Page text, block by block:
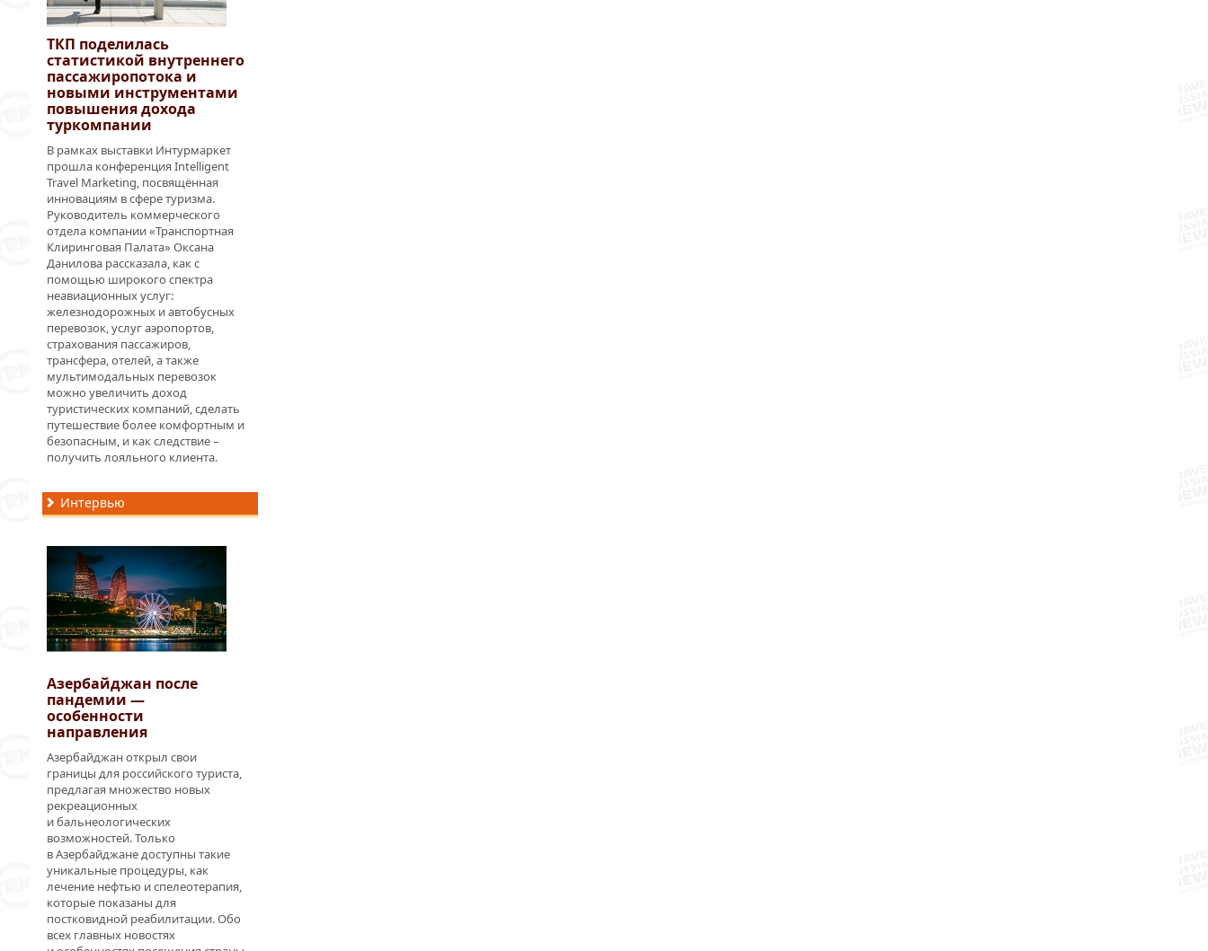
ТКП поделилась
статистикой внутреннего
пассажиропотока и
новыми инструментами
повышения дохода
туркомпании
В рамках выставки Интурмаркет
прошла конференция Intelligent
Travel Marketing, посвящённая
инновациям в сфере туризма.
Руководитель коммерческого
отдела компании «Транспортная
Клиринговая Палата» Оксана
Данилова рассказала, как с
помощью широкого спектра
неавиационных услуг:
железнодорожных и автобусных
перевозок, услуг аэропортов,
страхования пассажиров,
трансфера, отелей, а также
мультимодальных перевозок
можно увеличить доход
туристических компаний, сделать
путешествие более комфортным и
безопасным, и как следствие –
получить лояльного клиента.
Интервью
Азербайджан после
пандемии —
особенности
направления
Азербайджан открыл свои
границы для российского туриста,
предлагая множество новых
рекреационных
и бальнеологических
возможностей. Только
в Азербайджане доступны такие
уникальные процедуры, как
лечение нефтью и спелеотерапия,
которые показаны для
постковидной реабилитации. Обо
всех главных новостях